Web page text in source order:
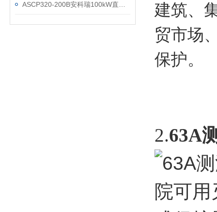
建筑、
贸市场
保护。
2.63A